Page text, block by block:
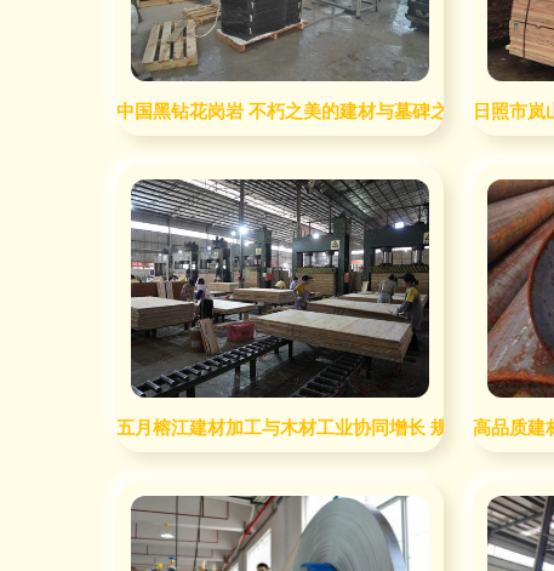
中国黑钻花岗岩 不朽之美的建材与墓碑之王 日照市岚
五月榕江建材加工与木材工业协同增长 规模以上企业
高品质建